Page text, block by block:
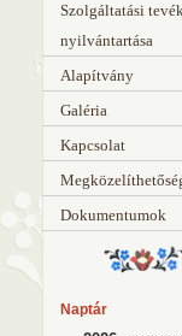
Szolgáltatási
nyilvántartása
Alapítvány
Galéria
Kapcsolat
Dokumentumok
Naptár